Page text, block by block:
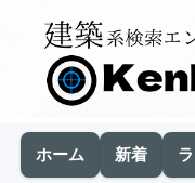
ホーム 新着